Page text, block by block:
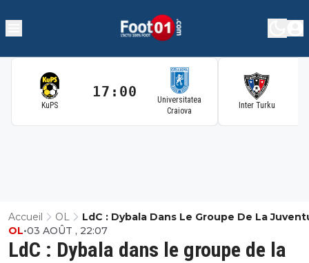
KuPS
17:00
Universitatea
Craiova
Inter Turku
Accueil OL
LdC : Dybala Dans Le Groupe De La
Contre Lyon
LdC : Dybala dans le groupe de la
OL•03 AOÛT , 22:07